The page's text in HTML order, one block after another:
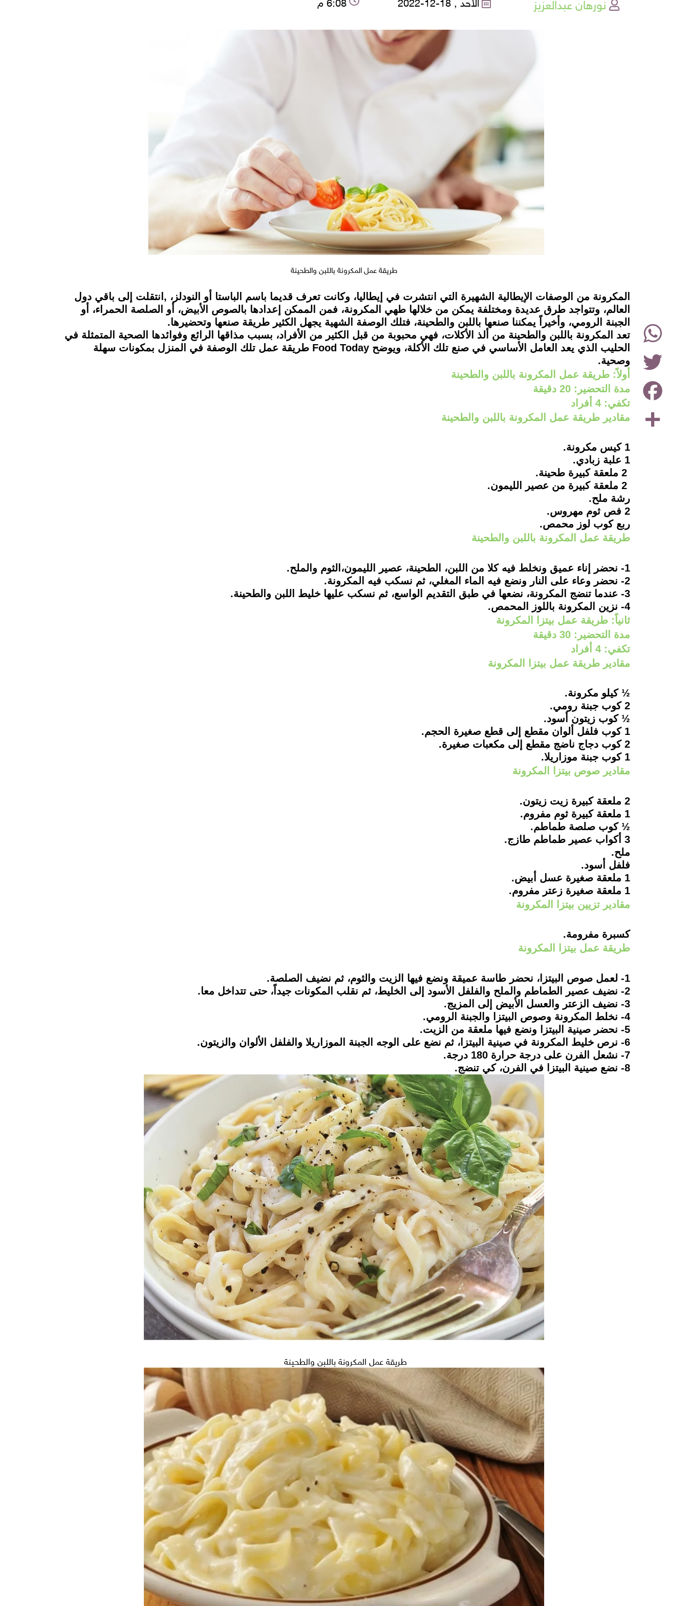
طريقة عمل المكرونة باللبن والطحينة
Share
Facebook
Twitter
WhatsApp
instagramالمكرونة من الوصفات الإيطالية الشهيرة التي انتشرت في إيطاليا، وكانت تعرف قديما باسم الباستا أو النودلز، ,انتقلت إلى باقي دول
العالم، وتتواجد طرق عديدة ومختلفة يمكن من خلالها طهي المكرونة، فمن الممكن إعدادها بالصوص الأبيض، أو الصلصة الحمراء، أو
الجبنة الرومي، وأخيراً يمكننا صنعها باللبن والطحينة، فتلك الوصفة الشهية يجهل الكثير طريقة صنعها وتحضيرها.
تعد المكرونة باللبن والطحينة من ألذ الأكلات، فهي محبوبة من قبل الكثير من الأفراد، بسبب مذاقها الرائع وفوائدها الصحية المتمثلة في
الحليب الذي يعد العامل الأساسي في صنع تلك الأكلة، ويوضح Food Today طريقة عمل تلك الوصفة في المنزل بمكونات سهلة
وصحية.
أولاً: طريقة عمل المكرونة باللبن والطحينة
مدة التحضير: 20 دقيقة
تكفي: 4 أفراد
مقادير طريقة عمل المكرونة باللبن والطحينة
1 كيس مكرونة.
1 علبة زبادي.
2 ملعقة كبيرة طحينة.
2 ملعقة كبيرة من عصير الليمون.
رشة ملح.
2 فص ثوم مهروس.
ربع كوب لوز محمص.
طريقة عمل المكرونة باللبن والطحينة
1- نحضر إناء عميق ونخلط فيه كلا من اللبن، الطحينة، عصير الليمون،الثوم والملح.
2- نحضر وعاء على النار ونضع فيه الماء المغلي، ثم نسكب فيه المكرونة.
3- عندما تنضج المكرونة، نضعها في طبق التقديم الواسع، ثم نسكب عليها خليط اللبن والطحينة.
4- نزين المكرونة باللوز المحمص.
ثانياً: طريقة عمل بيتزا المكرونة
مدة التحضير: 30 دقيقة
تكفي: 4 أفراد
مقادير طريقة عمل بيتزا المكرونة
½ كيلو مكرونة.
2 كوب جبنة رومي.
½ كوب زيتون أسود.
1 كوب فلفل ألوان مقطع إلى قطع صغيرة الحجم.
2 كوب دجاج ناضج مقطع إلى مكعبات صغيرة.
1 كوب جبنة موزاريلا.
مقادير صوص بيتزا المكرونة
2 ملعقة كبيرة زيت زيتون.
1 ملعقة كبيرة ثوم مفروم.
½ كوب صلصة طماطم.
3 أكواب عصير طماطم طازج.
ملح.
فلفل أسود.
1 ملعقة صغيرة عسل أبيض.
1 ملعقة صغيرة زعتر مفروم.
مقادير تزيين بيتزا المكرونة
كسبرة مفرومة.
طريقة عمل بيتزا المكرونة
1- لعمل صوص البيتزا، نحضر طاسة عميقة ونضع فيها الزيت والثوم، ثم نضيف الصلصة.
2- نضيف عصير الطماطم والملح والفلفل الأسود إلى الخليط، ثم نقلب المكونات جيداً، حتى تتداخل معا.
3- نضيف الزعتر والعسل الأبيض إلى المزيج.
4- نخلط المكرونة وصوص البيتزا والجبنة الرومي.
5- نحضر صينية البيتزا ونضع فيها ملعقة من الزيت.
6- نرص خليط المكرونة في صينية البيتزا، ثم نضع على الوجه الجبنة الموزاريلا والفلفل الألوان والزيتون.
7- نشعل الفرن على درجة حرارة 180 درجة.
8- نضع صينية البيتزا في الفرن، كي تنضج.
طريقة عمل المكرونة باللبن والطحينة